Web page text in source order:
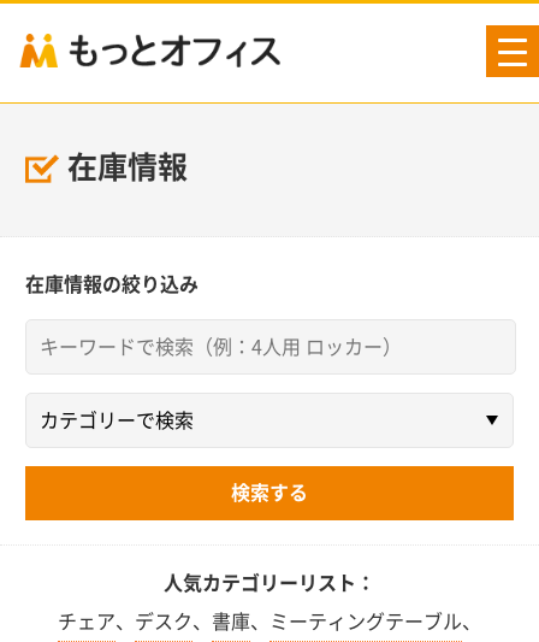
在庫情報
在庫情報の絞り込み
人気カテゴリーリスト：
チェア、 デスク、 書庫、 ミーティングテーブル、